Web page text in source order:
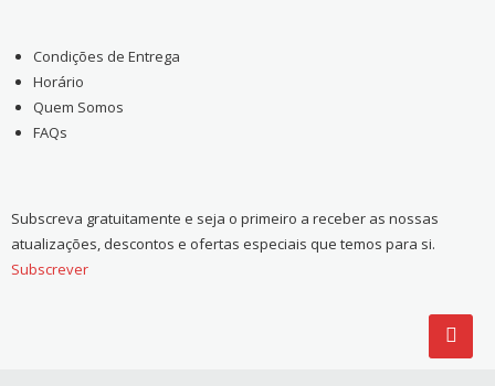
Condições de Entrega
Horário
Quem Somos
FAQs
Subscreva gratuitamente e seja o primeiro a receber as nossas
atualizações, descontos e ofertas especiais que temos para si.
Subscrever